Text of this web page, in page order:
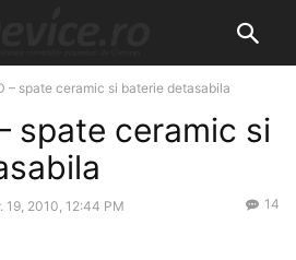
– spate ceramic si baterie detasabila
spate ceramic si
19, 2010, 12:44 PM 14